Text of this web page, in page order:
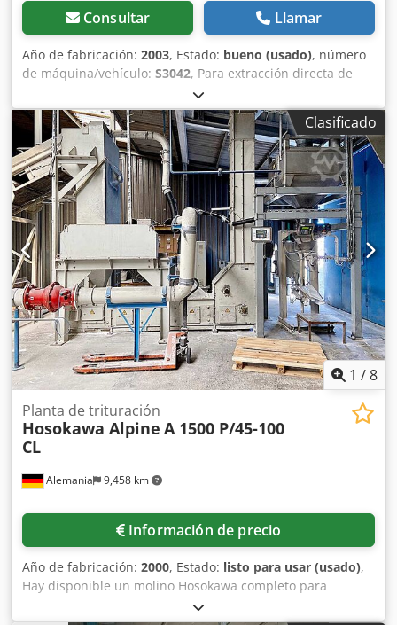
Consultar Llamar
Año de fabricación: 2003, Estado: bueno (usado), número
de máquina/vehículo: S3042, Para extracción directa de
bloques en cantera Corte vertical y horizontal Guía de 2755
mm Csdpfxexb D Aps Actjrf Corte útil de 2310 mm (ver más
o menos) 4 cilindros de nivelación automática 12 m de
rieles En buen estado de funcionamiento. Desmontada,
cargada en camión. Contacto por teléfono en francés, por
correo electrónico en su idioma.
Clasificado
1 /8
Alemania 9,458 km
Planta de trituración
Hosokawa Alpine A 1500 P/45-100
CL
Información de precio
Año de fabricación: 2000, Estado: listo para usar (usado),
Hay disponible un molino Hosokawa completo para
procesar grumos de resina de poliéster. Planta completa: